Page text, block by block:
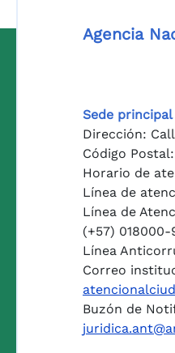
Agencia
Sede principal
Dirección:
Código Postal:
Horario de
Línea de
Línea de
(+57) 018000-
Línea
Correo
Buzón de